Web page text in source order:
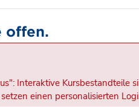
offen.
Interaktive Kursbestandteile
einen personalisierten